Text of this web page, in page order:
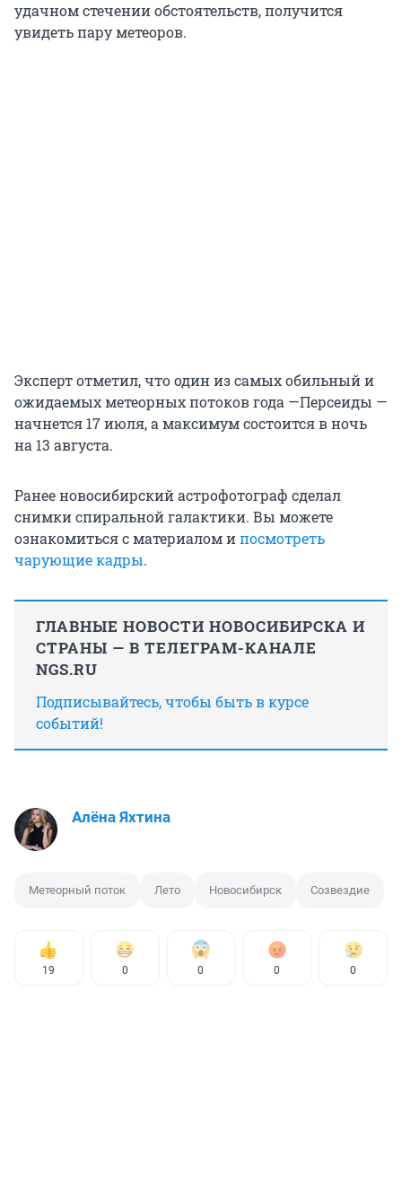
удачном стечении обстоятельств, получится
увидеть пару метеоров.
Эксперт отметил, что один из самых обильный и
ожидаемых метеорных потоков года —Персеиды —
начнется 17 июля, а максимум состоится в ночь
на 13 августа.
Ранее новосибирский астрофотограф сделал
снимки спиральной галактики. Вы можете
ознакомиться с материалом ипосмотреть
чарующие кадры.
ГЛАВНЫЕ НОВОСТИ НОВОСИБИРСКА И
СТРАНЫ — В ТЕЛЕГРАМ-КАНАЛЕ
NGS.RU
Подписывайтесь, чтобы быть в курсе
событий!
Алёна Яхтина
Метеорный поток Лето Новосибирск Созвездие
19 0 0 0 0